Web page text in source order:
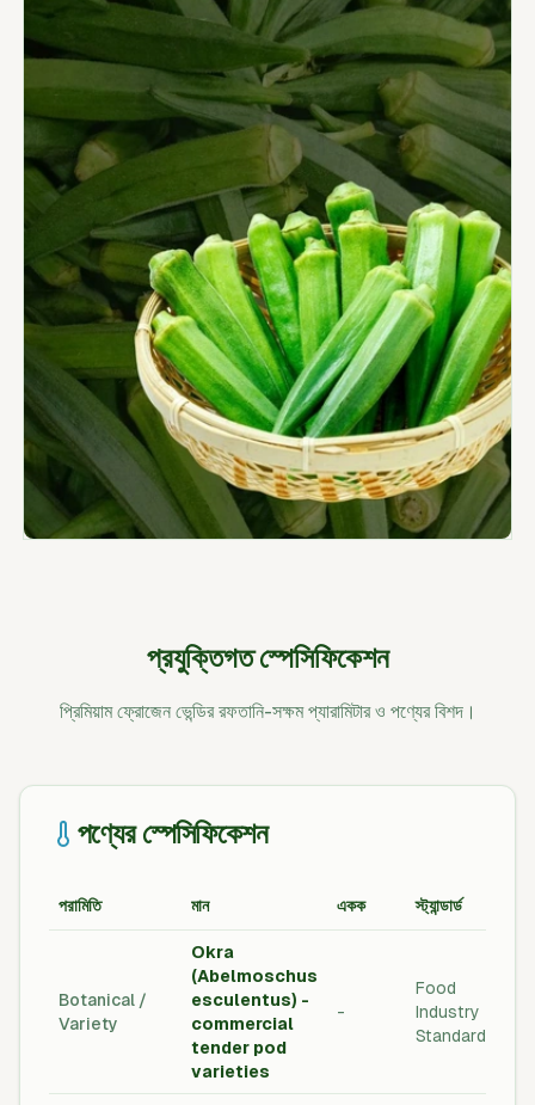
প্রযুক্তিগত স্পেসিফিকেশন
প্রিমিয়াম ফ্রোজেন ভেন্ডির রফতানি-সক্ষম প্যারামিটার ও পণ্যের বিশদ।
পণ্যের স্পেসিফিকেশন
পরামিতি মান একক স্ট্যান্ডার্ড
Botanical /
Variety
Okra
(Abelmoschus
esculentus) -
commercial
tender pod
varieties
-
Food
Industry
Standard